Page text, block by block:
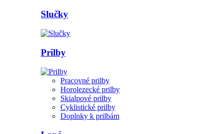
Slučky
Prilby
Pracovné prilby
Horolezecké prilby
Skialpové prilby
Cyklistické prilby
Doplnky k prilbám